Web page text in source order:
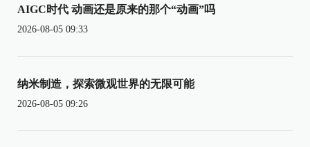
AIGC时代 动画还是原来的那个“动画”吗
2026-08-05 09:33
纳米制造，探索微观世界的无限可能
2026-08-05 09:26